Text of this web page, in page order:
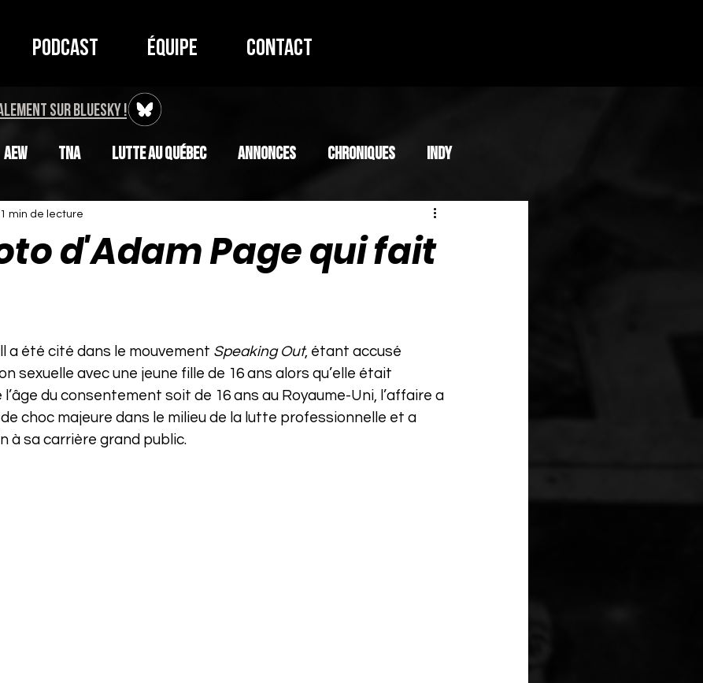
Podcast Équipe Contact
AEW TNA Lutte au Québec Annonces Chroniques INDY
d'Adam Page qui fait
1 min de lecture
a été cité dans le mouvement Speaking Out, étant accusé
sexuelle avec une jeune fille de 16 ans alors qu’elle était
l’âge du consentement soit de 16 ans au Royaume-Uni, l’affaire a
choc majeure dans le milieu de la lutte professionnelle et a
à sa carrière grand public.
SUR BLUESKY !